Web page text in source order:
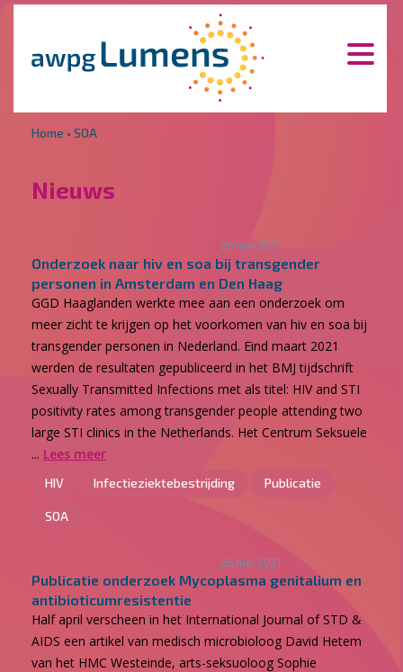
Home • SOA
Nieuws
26 mei 2021
Onderzoek naar hiv en soa bij transgender
personen in Amsterdam en Den Haag
GGD Haaglanden werkte mee aan een onderzoek om
meer zicht te krijgen op het voorkomen van hiv en soa bij
transgender personen in Nederland. Eind maart 2021
werden de resultaten gepubliceerd in het BMJ tijdschrift
Sexually Transmitted Infections met als titel: HIV and STI
positivity rates among transgender people attending two
large STI clinics in the Netherlands. Het Centrum Seksuele
... Lees meer
HIV Infectieziektebestrijding Publicatie
SOA
26 mei 2021
Publicatie onderzoek Mycoplasma genitalium en
antibioticumresistentie
Half april verscheen in het International Journal of STD &
AIDS een artikel van medisch microbioloog David Hetem
van het HMC Westeinde, arts-seksuoloog Sophie